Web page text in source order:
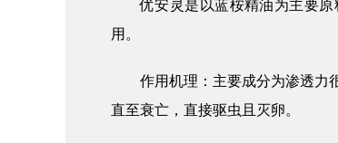
优安灵是以蓝桉精油为主要
用。
作用机理： 主要成分为渗透力
直至衰亡，直接驱虫且灭卵。